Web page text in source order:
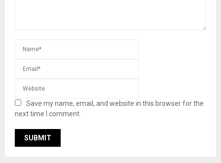
Save my name, email, and website in this browser for the
next time I comment.